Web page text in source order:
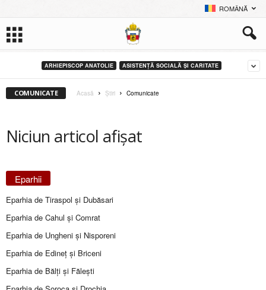
ROMÂNĂ
ARHIEPISCOP ANATOLIE ASISTENȚĂ SOCIALĂ ȘI CARITATE
COMUNICATE Acasă Ştiri Comunicate
Niciun articol afișat
Eparhii
Eparhia de Tiraspol și Dubăsari
Eparhia de Cahul și Comrat
Eparhia de Ungheni și Nisporeni
Eparhia de Edineţ şi Briceni
Eparhia de Bălţi şi Făleşti